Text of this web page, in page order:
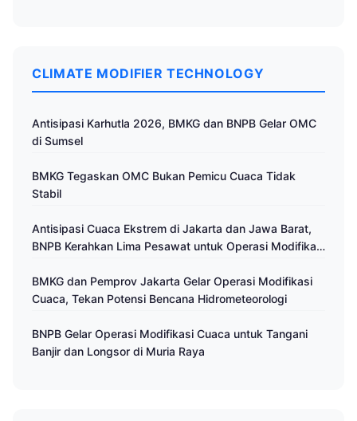
CLIMATE MODIFIER TECHNOLOGY
Antisipasi Karhutla 2026, BMKG dan BNPB Gelar OMC
di Sumsel
BMKG Tegaskan OMC Bukan Pemicu Cuaca Tidak
Stabil
Antisipasi Cuaca Ekstrem di Jakarta dan Jawa Barat,
BNPB Kerahkan Lima Pesawat untuk Operasi Modifikasi
BMKG dan Pemprov Jakarta Gelar Operasi Modifikasi
Cuaca, Tekan Potensi Bencana Hidrometeorologi
BNPB Gelar Operasi Modifikasi Cuaca untuk Tangani
Banjir dan Longsor di Muria Raya